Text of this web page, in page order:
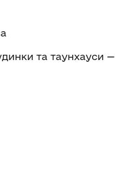
та таунхауси —